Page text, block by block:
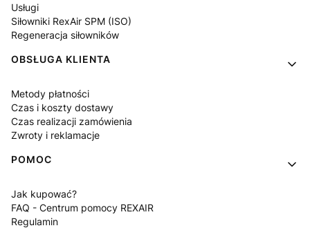
Usługi
Siłowniki RexAir SPM (ISO)
Regeneracja siłowników
OBSŁUGA KLIENTA
Metody płatności
Czas i koszty dostawy
Czas realizacji zamówienia
Zwroty i reklamacje
POMOC
Jak kupować?
FAQ - Centrum pomocy REXAIR
Regulamin